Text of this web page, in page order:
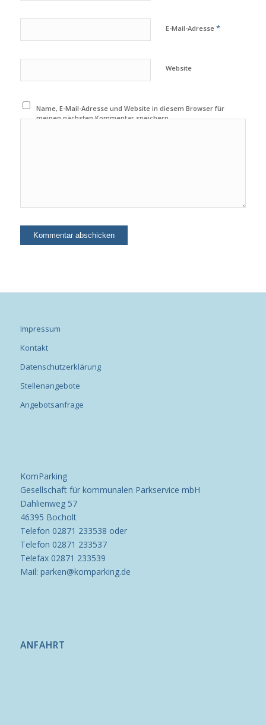
E-Mail-Adresse *
Website
Name, E-Mail-Adresse und Website in diesem Browser für
meinen nächsten Kommentar speichern.
Impressum
Kontakt
Datenschutzerklärung
Stellenangebote
Angebotsanfrage
KomParking
Gesellschaft für kommunalen Parkservice mbH
Dahlienweg 57
46395 Bocholt
Telefon 02871 233538 oder
Telefon 02871 233537
Telefax 02871 233539
Mail: parken@komparking.de
ANFAHRT